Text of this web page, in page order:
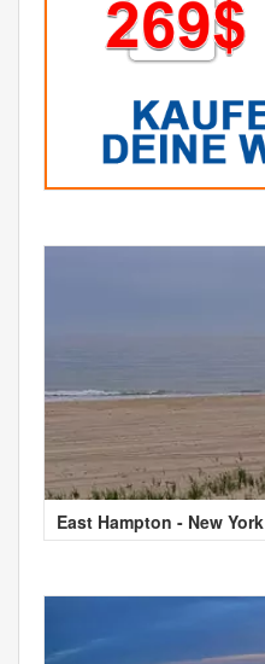
East Hampton - New York